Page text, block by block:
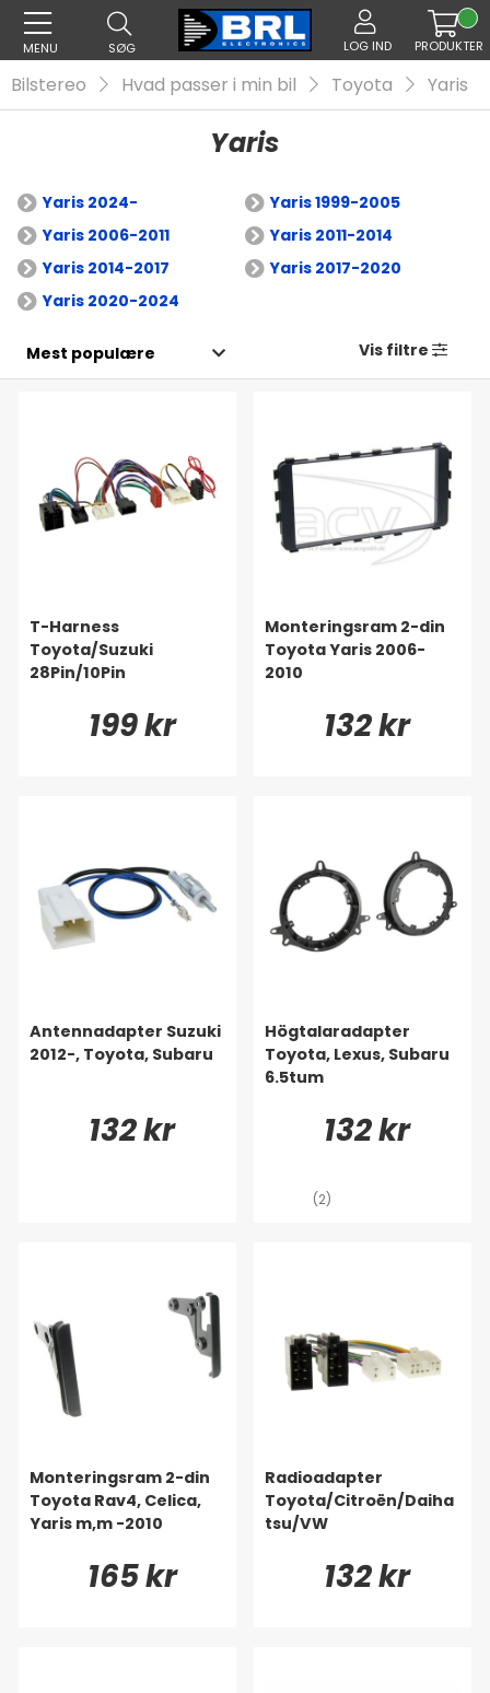
MENU SØG LOG IND PRODUKTER
Bilstereo Hvad passer i min bil Toyota Yaris
Yaris
Yaris 2024-
Yaris 1999-2005
Yaris 2006-2011
Yaris 2011-2014
Yaris 2014-2017
Yaris 2017-2020
Yaris 2020-2024
Vis filtre
T-Harness
Toyota/Suzuki
28Pin/10Pin
199 kr
Monteringsram 2-din
Toyota Yaris 2006-
2010
132 kr
Antennadapter Suzuki
2012-, Toyota, Subaru
132 kr
Högtalaradapter
Toyota, Lexus, Subaru
6.5tum
132 kr
(2)
Monteringsram 2-din
Toyota Rav4, Celica,
Yaris m,m -2010
165 kr
Radioadapter
Toyota/Citroën/Daiha
tsu/VW
132 kr